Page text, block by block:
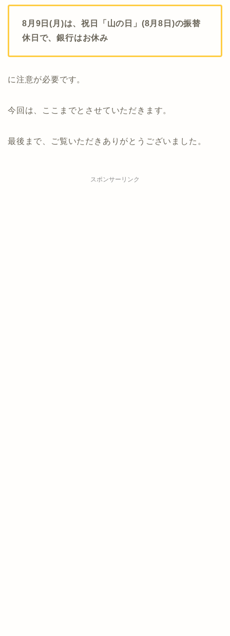
8月9日(月)は、祝日「山の日」(8月8日)の振替
休日で、銀行はお休み
に注意が必要です。
今回は、ここまでとさせていただきます。
最後まで、ご覧いただきありがとうございました。
スポンサーリンク